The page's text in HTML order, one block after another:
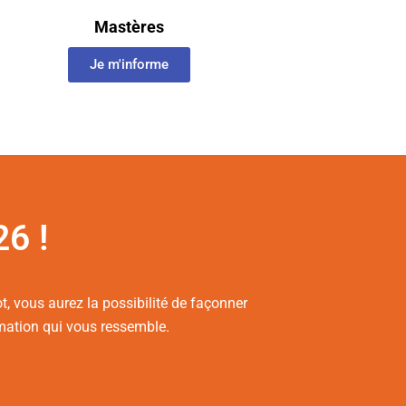
Mastères
Je m'informe
!
vous aurez la possibilité de façonner
qui vous ressemble.